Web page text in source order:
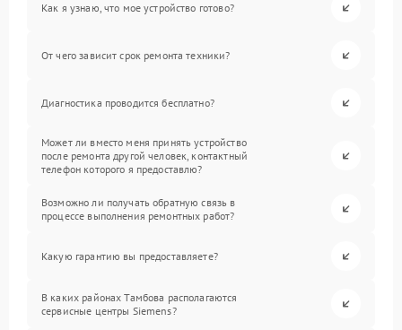
Как я узнаю, что мое устройство готово?
От чего зависит срок ремонта техники?
Диагностика проводится бесплатно?
Может ли вместо меня принять устройство
после ремонта другой человек, контактный
телефон которого я предоставлю?
Возможно ли получать обратную связь в
процессе выполнения ремонтных работ?
Какую гарантию вы предоставляете?
В каких районах Тамбова располагаются
сервисные центры Siemens?